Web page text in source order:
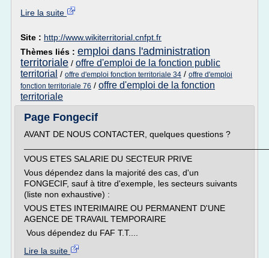
Lire la suite
Site : http://www.wikiterritorial.cnfpt.fr
Thèmes liés : emploi dans l'administration
territoriale / offre d'emploi de la fonction public
territorial / offre d'emploi fonction territoriale 34 / offre d'emploi
fonction territoriale 76 / offre d'emploi de la fonction
territoriale
Page Fongecif
AVANT DE NOUS CONTACTER, quelques questions ?
VOUS ETES SALARIE DU SECTEUR PRIVE
Vous dépendez dans la majorité des cas, d'un
FONGECIF, sauf à titre d'exemple, les secteurs suivants
(liste non exhaustive) :
VOUS ETES INTERIMAIRE OU PERMANENT D'UNE
AGENCE DE TRAVAIL TEMPORAIRE
Vous dépendez du FAF T.T....
Lire la suite